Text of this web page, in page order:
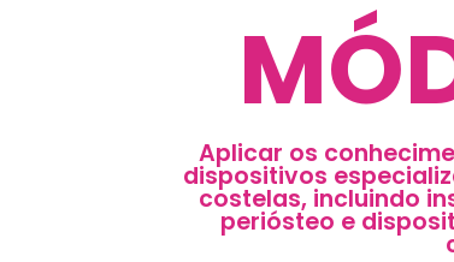
Aplicar os
dispositivos
costelas, incluindo
periósteo e